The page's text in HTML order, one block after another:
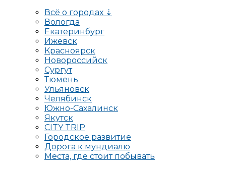
Всё о городах ⇣
Вологда
Екатеринбург
Ижевск
Красноярск
Новороссийск
Сургут
Тюмень
Ульяновск
Челябинск
Южно-Сахалинск
Якутск
CITY TRIP
Городское развитие
Дорога к мундиалю
Места, где стоит побывать